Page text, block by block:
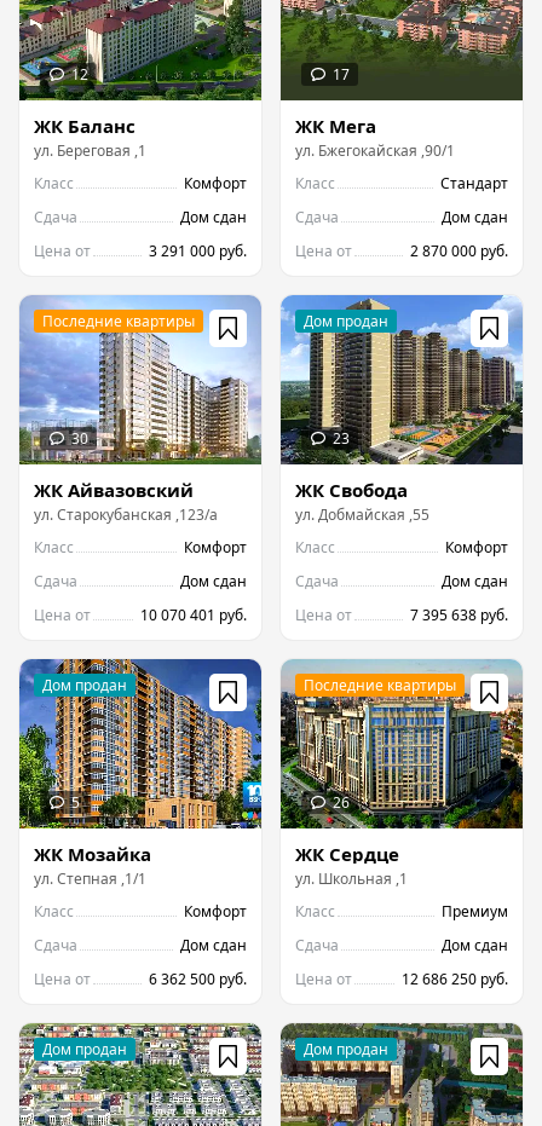
ЖК Баланс
ул. Береговая ,1
Класс
Комфорт
Сдача
Дом сдан
Цена от
3 291 000 руб.
ЖК Мега
ул. Бжегокайская ,90/1
Класс
Стандарт
Сдача
Дом сдан
Цена от
2 870 000 руб.
ЖК Айвазовский
ул.Старокубанская ,123/а
Класс
Комфорт
Сдача
Дом сдан
Цена от
10 070 401 руб.
ЖК Свобода
ул.Добмайская ,55
Класс
Комфорт
Сдача
Дом сдан
Цена от
7 395 638 руб.
ЖК Мозайка
ул.Степная ,1/1
Класс
Комфорт
Сдача
Дом сдан
Цена от
6 362 500 руб.
ЖК Сердце
ул. Школьная ,1
Класс
Премиум
Сдача
Дом сдан
Цена от
12 686 250 руб.